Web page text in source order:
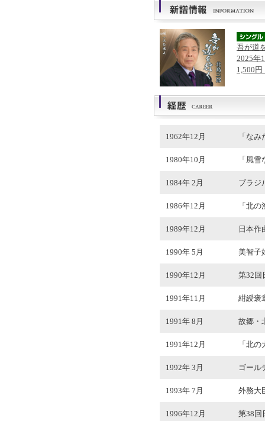
吾が道
2025年
1,500
1962年12月 「な
1980年10月 「風
1984年 2月 ブラジ
1986年12月 「北
1989年12月 日本作
1990年 5月 美智子
1990年12月 第32回
1991年11月 紺綬褒
1991年 8月 故郷・
1991年12月 「北
1992年 3月 ゴール
1993年 7月 外務大
1996年12月 第38回